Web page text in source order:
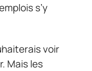
s’y
voir
Mais les